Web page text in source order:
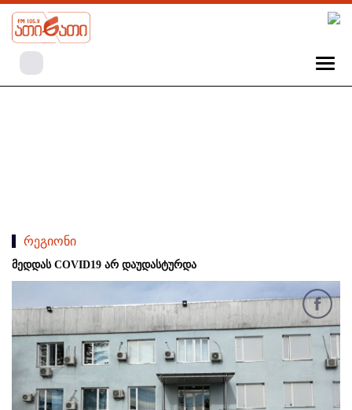
რეგიონი
მედდას COVID19 არ დაუდასტურდა